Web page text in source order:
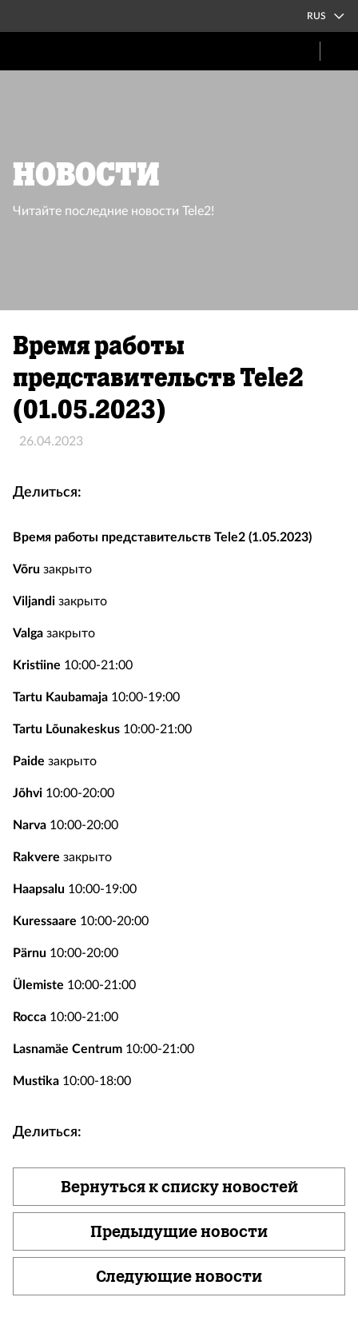
RUS
Новости
Читайте последние новости Tele2!
Время работы
представительств Tele2
(01.05.2023)
26.04.2023
Делиться:
Время работы представительств Tele2 (1.05.2023)
Võru закрыто
Viljandi закрыто
Valga закрыто
Kristiine 10:00-21:00
Tartu Kaubamaja 10:00-19:00
Tartu Lõunakeskus 10:00-21:00
Paide закрыто
Jõhvi 10:00-20:00
Narva 10:00-20:00
Rakvere закрыто
Haapsalu 10:00-19:00
Kuressaare 10:00-20:00
Pärnu 10:00-20:00
Ülemiste 10:00-21:00
Rocca 10:00-21:00
Lasnamäe Centrum 10:00-21:00
Mustika 10:00-18:00
Делиться:
Вернуться к списку новостей
Предыдущие новости
Следующие новости